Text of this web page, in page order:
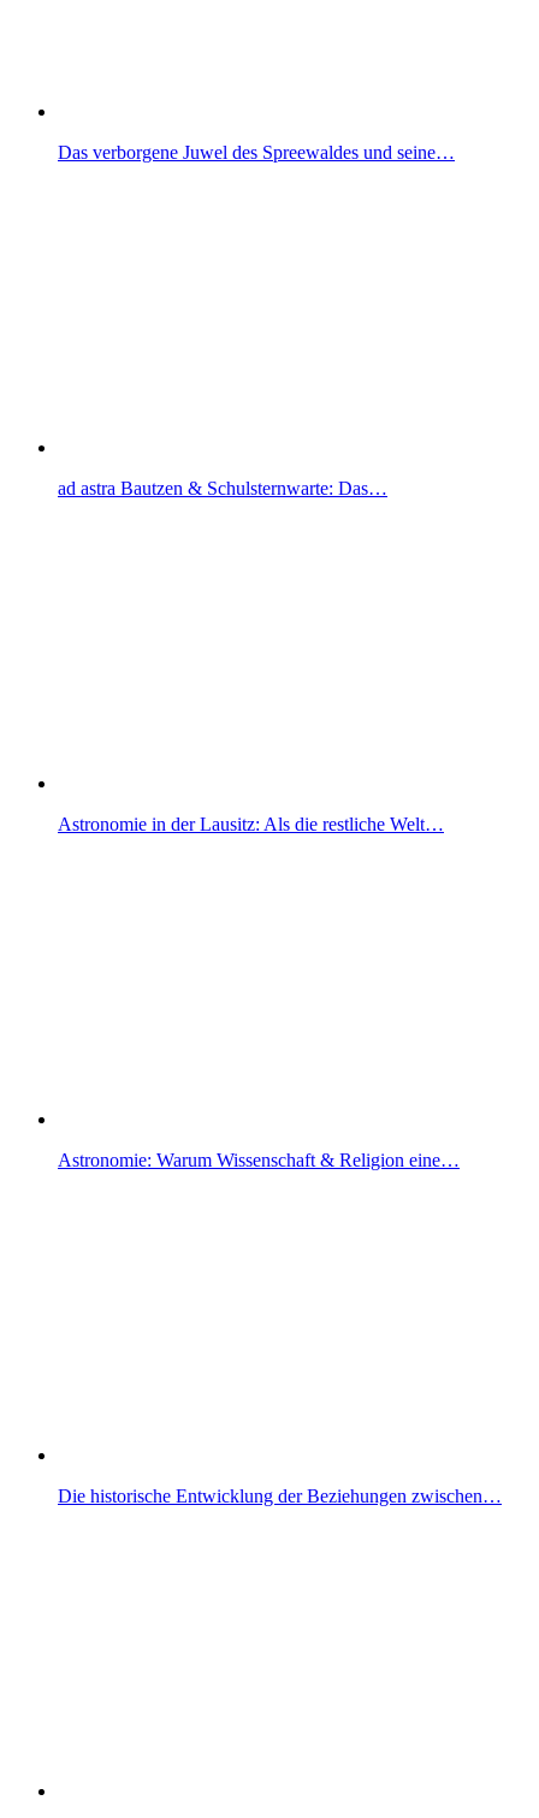
Das verborgene Juwel des Spreewaldes und seine…
ad astra Bautzen & Schulsternwarte: Das…
Astronomie in der Lausitz: Als die restliche Welt…
Astronomie: Warum Wissenschaft & Religion eine…
Die historische Entwicklung der Beziehungen zwischen…